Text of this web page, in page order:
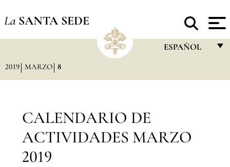
La SANTA SEDE
ESPAÑOL
2019 MARZO 8
CALENDARIO DE
ACTIVIDADES MARZO
2019